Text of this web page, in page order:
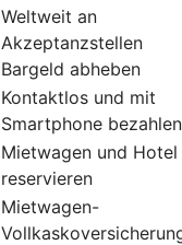
Weltweit an
Akzeptanzstellen
Bargeld abheben
Kontaktlos und mit
Smartphone bezahlen
Mietwagen und Hotel
reservieren
Mietwagen-